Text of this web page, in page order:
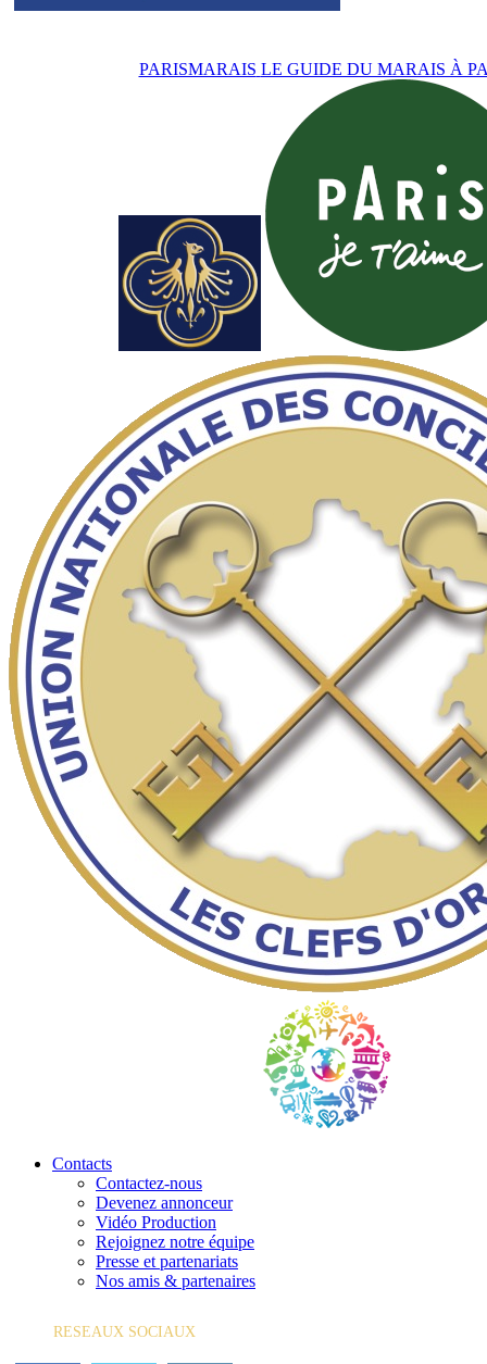
PARISMARAIS LE GUIDE DU MARAIS À
Contacts
Contactez-nous
Devenez annonceur
Vidéo Production
Rejoignez notre équipe
Presse et partenariats
Nos amis & partenaires
RESEAUX SOCIAUX